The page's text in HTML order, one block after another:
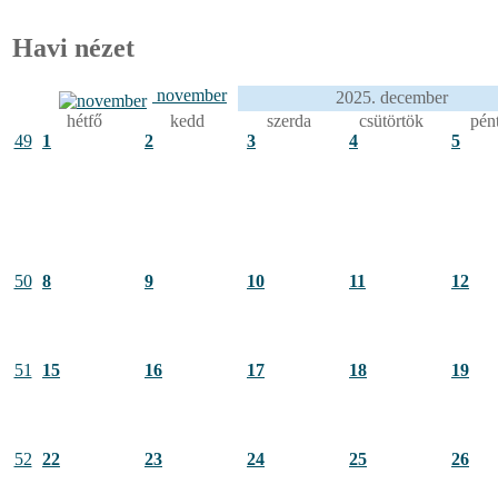
Havi nézet
november
2025. december
hétfő
kedd szerda csütörtök
49
1 2 3 4 5
50 8 9 10 11 12
51 15 16 17 18 19
52 22 23 24 25 26